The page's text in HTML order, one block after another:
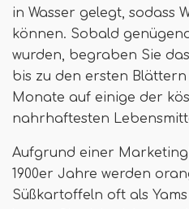
in Wasser gelegt, sodass
können. Sobald
wurden, begraben Sie
bis zu den ersten
Monate auf einige der
nahrhaftesten
Aufgrund einer
1900er Jahre werden
Süßkartoffeln oft als